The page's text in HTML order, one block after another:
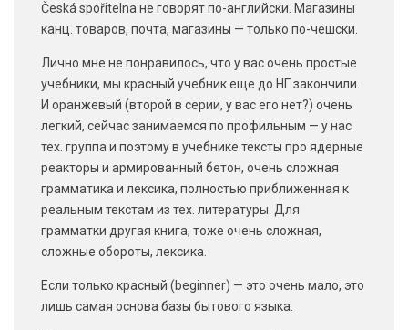
Česká spořitelna не говорят по-английски. Магазины
канц. товаров, почта, магазины — только по-чешски.
Лично мне не понравилось, что у вас очень простые
учебники, мы красный учебник еще до НГ закончили.
И оранжевый (второй в серии, у вас его нет?) очень
легкий, сейчас занимаемся по профильным — у нас
тех. группа и поэтому в учебнике тексты про ядерные
реакторы и армированный бетон, очень сложная
грамматика и лексика, полностью приближенная к
реальным текстам из тех. литературы. Для
грамматки другая книга, тоже очень сложная,
сложные обороты, лексика.
Если только красный (beginner) — это очень мало, это
лишь самая основа базы бытового языка.